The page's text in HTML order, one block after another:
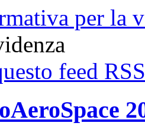
per la
feed RSS